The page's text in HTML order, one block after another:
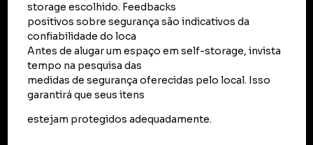
storage escolhido. Feedbacks
positivos sobre segurança são indicativos da
confiabilidade do loca
Antes de alugar um espaço em self-storage, invista
tempo na pesquisa das
medidas de segurança oferecidas pelo local. Isso
garantirá que seus itens
estejam protegidos adequadamente.